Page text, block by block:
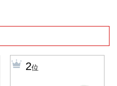
2位